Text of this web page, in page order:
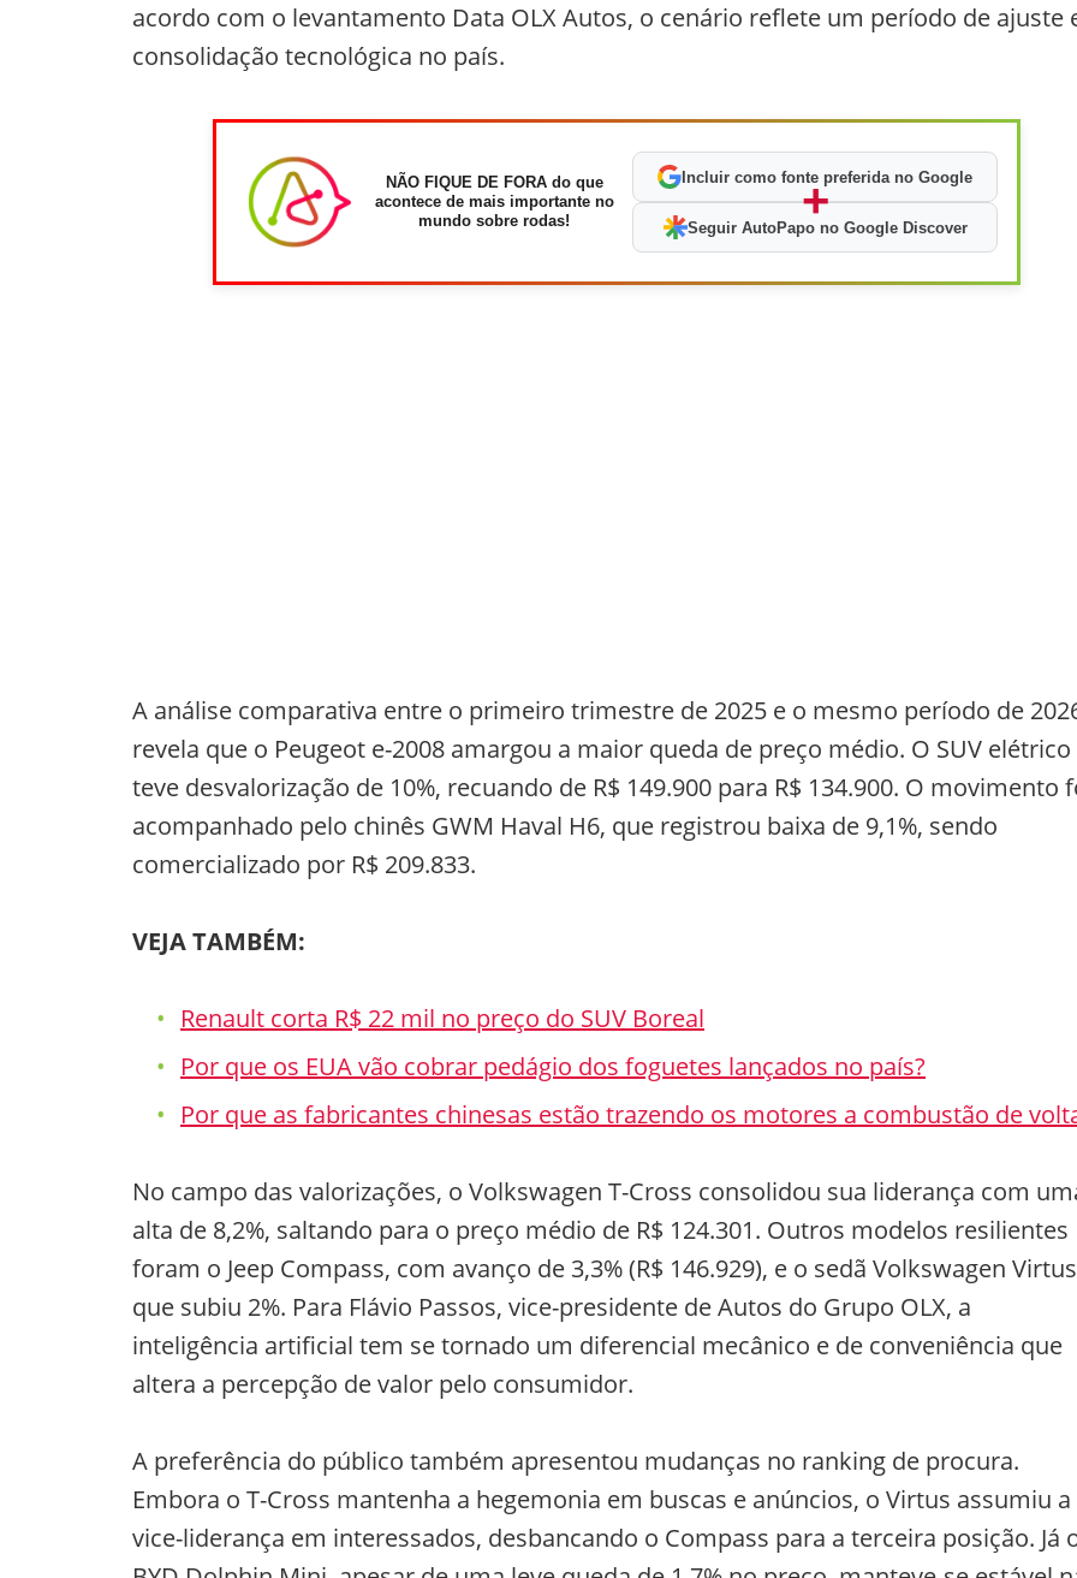
acordo com o levantamento Data OLX Autos, o cenário reflete um período de ajuste
consolidação tecnológica no país.
NÃO FIQUE DE FORA do que
acontece de mais importante no
mundo sobre rodas!
Incluir como fonte preferida no Google
+
Seguir AutoPapo no Google Discover
A análise comparativa entre o primeiro trimestre de 2025 e o mesmo período de
revela que o Peugeot e-2008 amargou a maior queda de preço médio. O SUV elétrico
teve desvalorização de 10%, recuando de R$ 149.900 para R$ 134.900. O movimento
acompanhado pelo chinês GWM Haval H6, que registrou baixa de 9,1%, sendo
comercializado por R$ 209.833.
VEJA TAMBÉM:
Renault corta R$ 22 mil no preço do SUV Boreal
Por que os EUA vão cobrar pedágio dos foguetes lançados no país?
Por que as fabricantes chinesas estão trazendo os motores a combustão de
No campo das valorizações, o Volkswagen T-Cross consolidou sua liderança com
alta de 8,2%, saltando para o preço médio de R$ 124.301. Outros modelos resilientes
foram o Jeep Compass, com avanço de 3,3% (R$ 146.929), e o sedã Volkswagen
que subiu 2%. Para Flávio Passos, vice-presidente de Autos do Grupo OLX, a
inteligência artificial tem se tornado um diferencial mecânico e de conveniência que
altera a percepção de valor pelo consumidor.
A preferência do público também apresentou mudanças no ranking de procura.
Embora o T-Cross mantenha a hegemonia em buscas e anúncios, o Virtus assumiu a
vice-liderança em interessados, desbancando o Compass para a terceira posição. Já